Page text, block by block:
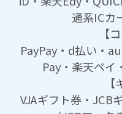
通系ICカ
【
PayPay・d払い・
Pay・楽天ペ
VJAギフト券・JCB